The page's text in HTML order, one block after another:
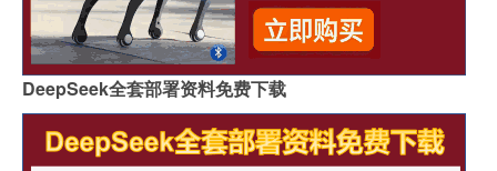
DeepSeek全套部署资料免费下载